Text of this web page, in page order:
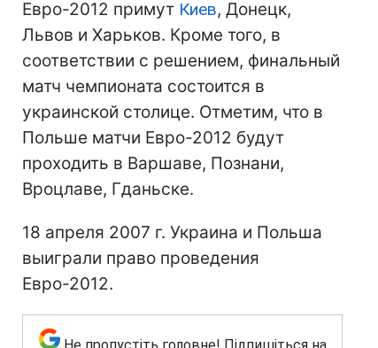
Евро-2012 примут Киев, Донецк,
Львов и Харьков. Кроме того, в
соответствии с решением, финальный
матч чемпионата состоится в
украинской столице. Отметим, что в
Польше матчи Евро-2012 будут
проходить в Варшаве, Познани,
Вроцлаве, Гданьске.
18 апреля 2007 г. Украина и Польша
выиграли право проведения
Евро-2012.